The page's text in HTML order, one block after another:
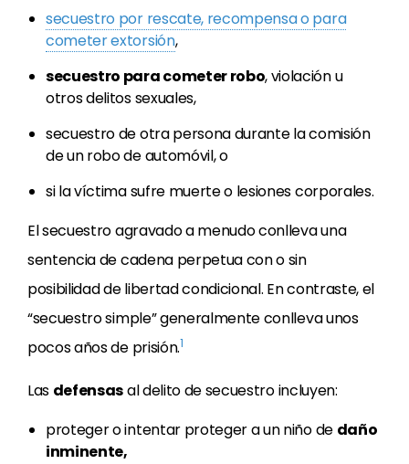
secuestro por rescate, recompensa o para
cometer extorsión,
secuestro para cometer robo, violación u
otros delitos sexuales,
secuestro de otra persona durante la comisión
de un robo de automóvil, o
si la víctima sufre muerte o lesiones corporales.
El secuestro agravado a menudo conlleva una
sentencia de cadena perpetua con o sin
posibilidad de libertad condicional. En contraste, el
“secuestro simple” generalmente conlleva unos
pocos años de prisión.1
Las defensasal delito de secuestro incluyen:
proteger o intentar proteger a un niño de daño
inminente,